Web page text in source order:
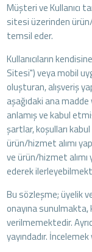
Müşteri ve Kullanıcı
sitesi üzerinden
temsil eder.
Kullanıcıların
Sitesi") veya mobil
oluşturan, alışveriş
aşağıdaki ana
anlamış ve kabul
şartlar, koşulları
ürün/hizmet alımı
ve ürün/hizmet alımı
ederek
Bu sözleşme; üyelik
onayına
verilmemektedir.
yayındadır.